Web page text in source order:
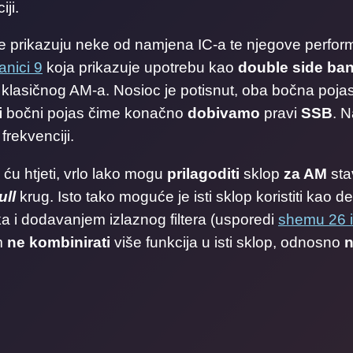
prikazuju neke od namjena IC-a te njegove
9 koja prikazuje upotrebu kao double side
AM-a. Nosioc je potisnut, oba bočna
bočni pojas čime konačno dobivamo pravi SSB.
htjeti, vrlo lako mogu prilagoditi sklop za AM
krug. Isto tako moguće je isti sklop koristiti kao
i dodavanjem izlaznog filtera (usporedi shemu 26
ne kombinirati više funkcija u isti sklop, odnosno